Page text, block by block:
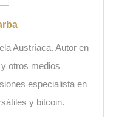
Austríaca. Autor en
otros medios
especialista en
y bitcoin.